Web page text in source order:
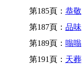
第185頁： 恭敬
第187頁： 品味
第189頁： 嗡嗡
第191頁： 天葬